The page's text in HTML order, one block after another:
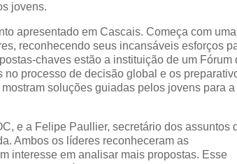
jovens.
apresentado em Cascais. Começa com uma
reconhecendo seus incansáveis esforços
chaves estão a instituição de um Fórum
processo de decisão global e os
soluções guiadas pelos jovens para a
e a Felipe Paullier, secretário dos assuntos
Ambos os líderes reconheceram as
interesse em analisar mais propostas. Esse